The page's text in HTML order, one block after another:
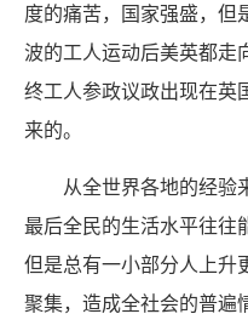
度的痛苦，国家强盛，但
波的工人运动后美英都走
终工人参政议政出现在英
来的。
从全世界各地的经验
最后全民的生活水平往往
但是总有一小部分人上升
聚集，造成全社会的普遍